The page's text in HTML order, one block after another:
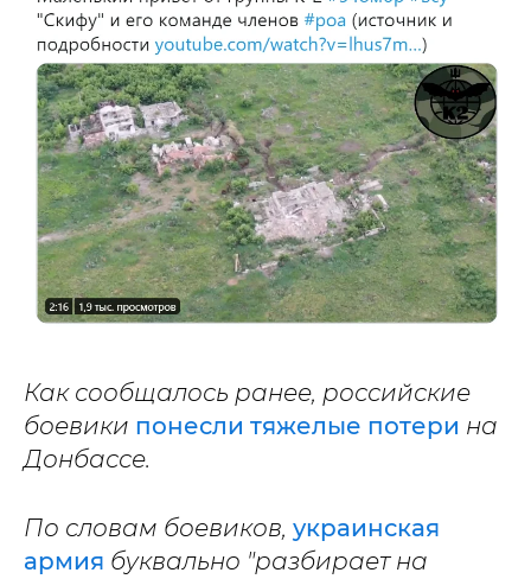
Как сообщалось ранее, российские
боевики понесли тяжелые потери на
Донбассе.
По словам боевиков, украинская
армия буквально "разбирает на